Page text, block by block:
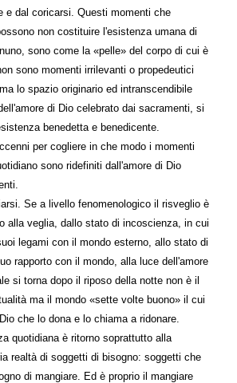
e dal coricarsi. Questi momenti che
non costituire l'esistenza umana di
sono come la «pelle» del corpo di cui è
sono momenti irrilevanti o propedeutici
lo spazio originario ed intranscendibile
di Dio celebrato dai sacramenti, si
benedetta e benedicente.
per cogliere in che modo i momenti
sono ridefiniti dall'amore di Dio
Se a livello fenomenologico il risveglio è
alla veglia, dallo stato di incoscienza, in cui
legami con il mondo esterno, allo stato di
rapporto con il mondo, alla luce dell'amore
si torna dopo il riposo della notte non è il
ma il mondo «sette volte buono» il cui
che lo dona e lo chiama a ridonare.
quotidiana è ritorno soprattutto alla
realtà di soggetti di bisogno: soggetti che
di mangiare. Ed è proprio il mangiare